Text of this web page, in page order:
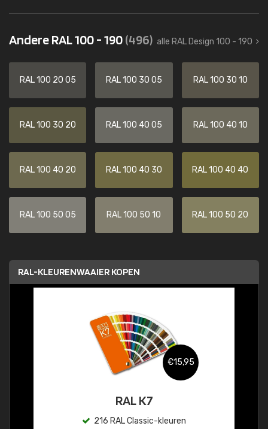
Andere RAL 100 - 190(496) alle RAL Design 100 - 190
RAL 100 20 05 RAL 100 30 05 RAL 100 30 10
RAL 100 30 20 RAL 100 40 05 RAL 100 40 10
RAL 100 40 20 RAL 100 40 30 RAL 100 40 40
RAL 100 50 05 RAL 100 50 10 RAL 100 50 20
RAL-KLEURENWAAIER KOPEN
€15,95
RAL K7
216 RAL Classic-kleuren